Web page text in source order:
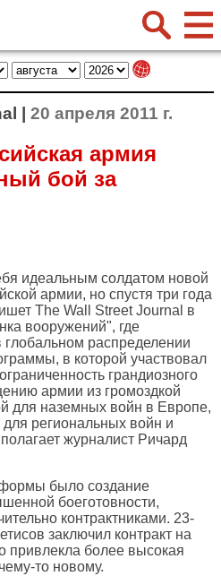
| 20 апреля 2011 г.
армия
бой за
идеальным солдатом новой
армии, но спустя три года
The Wall Street Journal в
вооружений", где
распределении
в которой участвовал
грандиозного
армии из громоздкой
для наземных войн в Европе,
региональных войн и
журналист Ричард
было создание
боеготовности,
контрактниками. 23-
заключил контракт на
привлекла более высокая
то новому.